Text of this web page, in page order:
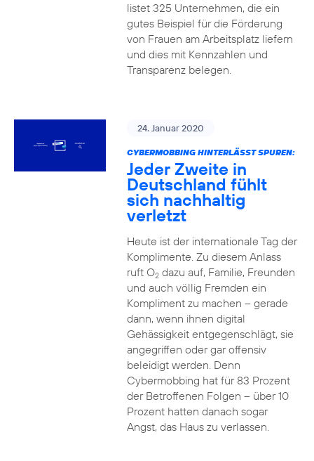
listet 325 Unternehmen, die ein
gutes Beispiel für die Förderung
von Frauen am Arbeitsplatz liefern
und dies mit Kennzahlen und
Transparenz belegen.
24. Januar 2020
CYBERMOBBING HINTERLÄSST SPUREN:
Jeder Zweite in
Deutschland fühlt
sich nachhaltig
verletzt
Heute ist der internationale Tag der
Komplimente. Zu diesem Anlass
ruft O2dazu auf, Familie, Freunden
und auch völlig Fremden ein
Kompliment zu machen – gerade
dann, wenn ihnen digital
Gehässigkeit entgegenschlägt, sie
angegriffen oder gar offensiv
beleidigt werden. Denn
Cybermobbing hat für 83 Prozent
der Betroffenen Folgen – über 10
Prozent hatten danach sogar
Angst, das Haus zu verlassen.